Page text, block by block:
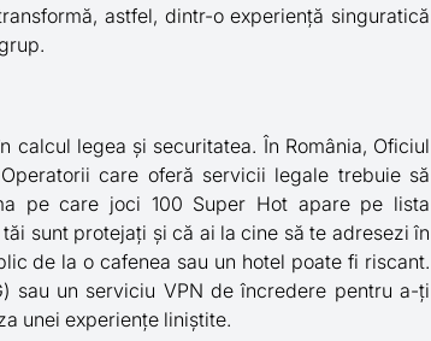
astfel, dintr-o experiență singuratică
legea și securitatea. În România, Oficiul
care oferă servicii legale trebuie să
pe care joci 100 Super Hot apare pe lista
sunt protejați și că ai la cine să te adresezi în
de la o cafenea sau un hotel poate fi riscant.
sau un serviciu VPN de încredere pentru a-ți
unei experiențe liniștite.